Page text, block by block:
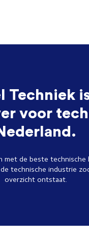
Techniek
voor
met de beste technische
technische industrie
overzicht ontstaat.